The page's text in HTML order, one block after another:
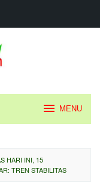
MENU
HARI INI, 15
TREN STABILITAS